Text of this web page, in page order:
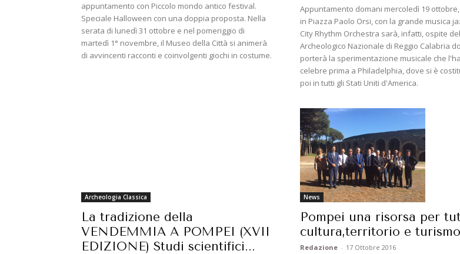
appuntamento con Piccolo mondo antico festival.
Speciale Halloween con una doppia proposta. Nella
serata di lunedì 31 ottobre e nel pomeriggio di
martedì 1° novembre, il Museo della Città si animerà
di avvincenti racconti e coinvolgenti giochi in costume.
Appuntamento domani mercoledì 19
in Piazza Paolo Orsi, con la grande musica
City Rhythm Orchestra sarà, infatti, ospite
Archeologico Nazionale di Reggio Calabria
porterà la sperimentazione musicale che
celebre prima a Philadelphia, dove si è
poi in tutti gli Stati Uniti d'America.
Archeologia Classica
La tradizione della
VENDEMMIA A POMPEI (XVII
EDIZIONE) Studi scientifici...
News
Pompei una risorsa per
cultura,territorio e turismo
Redazione - 17 Ottobre 2016